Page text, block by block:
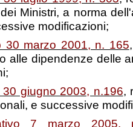
Ministri, a norma
modificazioni;
30 marzo 2001, n. 165
alle dipendenze delle
giugno 2003, n.196,
e successive
7 marzo 2005,